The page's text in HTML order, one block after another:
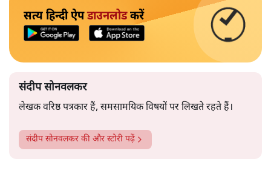
सत्य हिन्दी ऐपडाउनलोडकरें
संदीप सोनवलकर
लेखक वरिष्ठ पत्रकार हैं, समसामयिक विषयों पर लिखते रहते हैं।
संदीप सोनवलकर की और स्टोरी पढ़ें